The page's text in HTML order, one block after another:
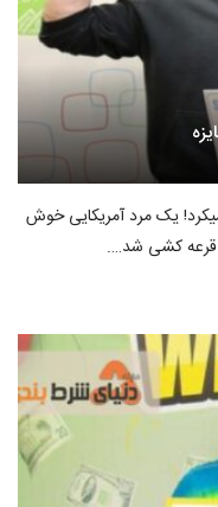
یک مرد آمریکایی خوش
قرعه کشی شد….